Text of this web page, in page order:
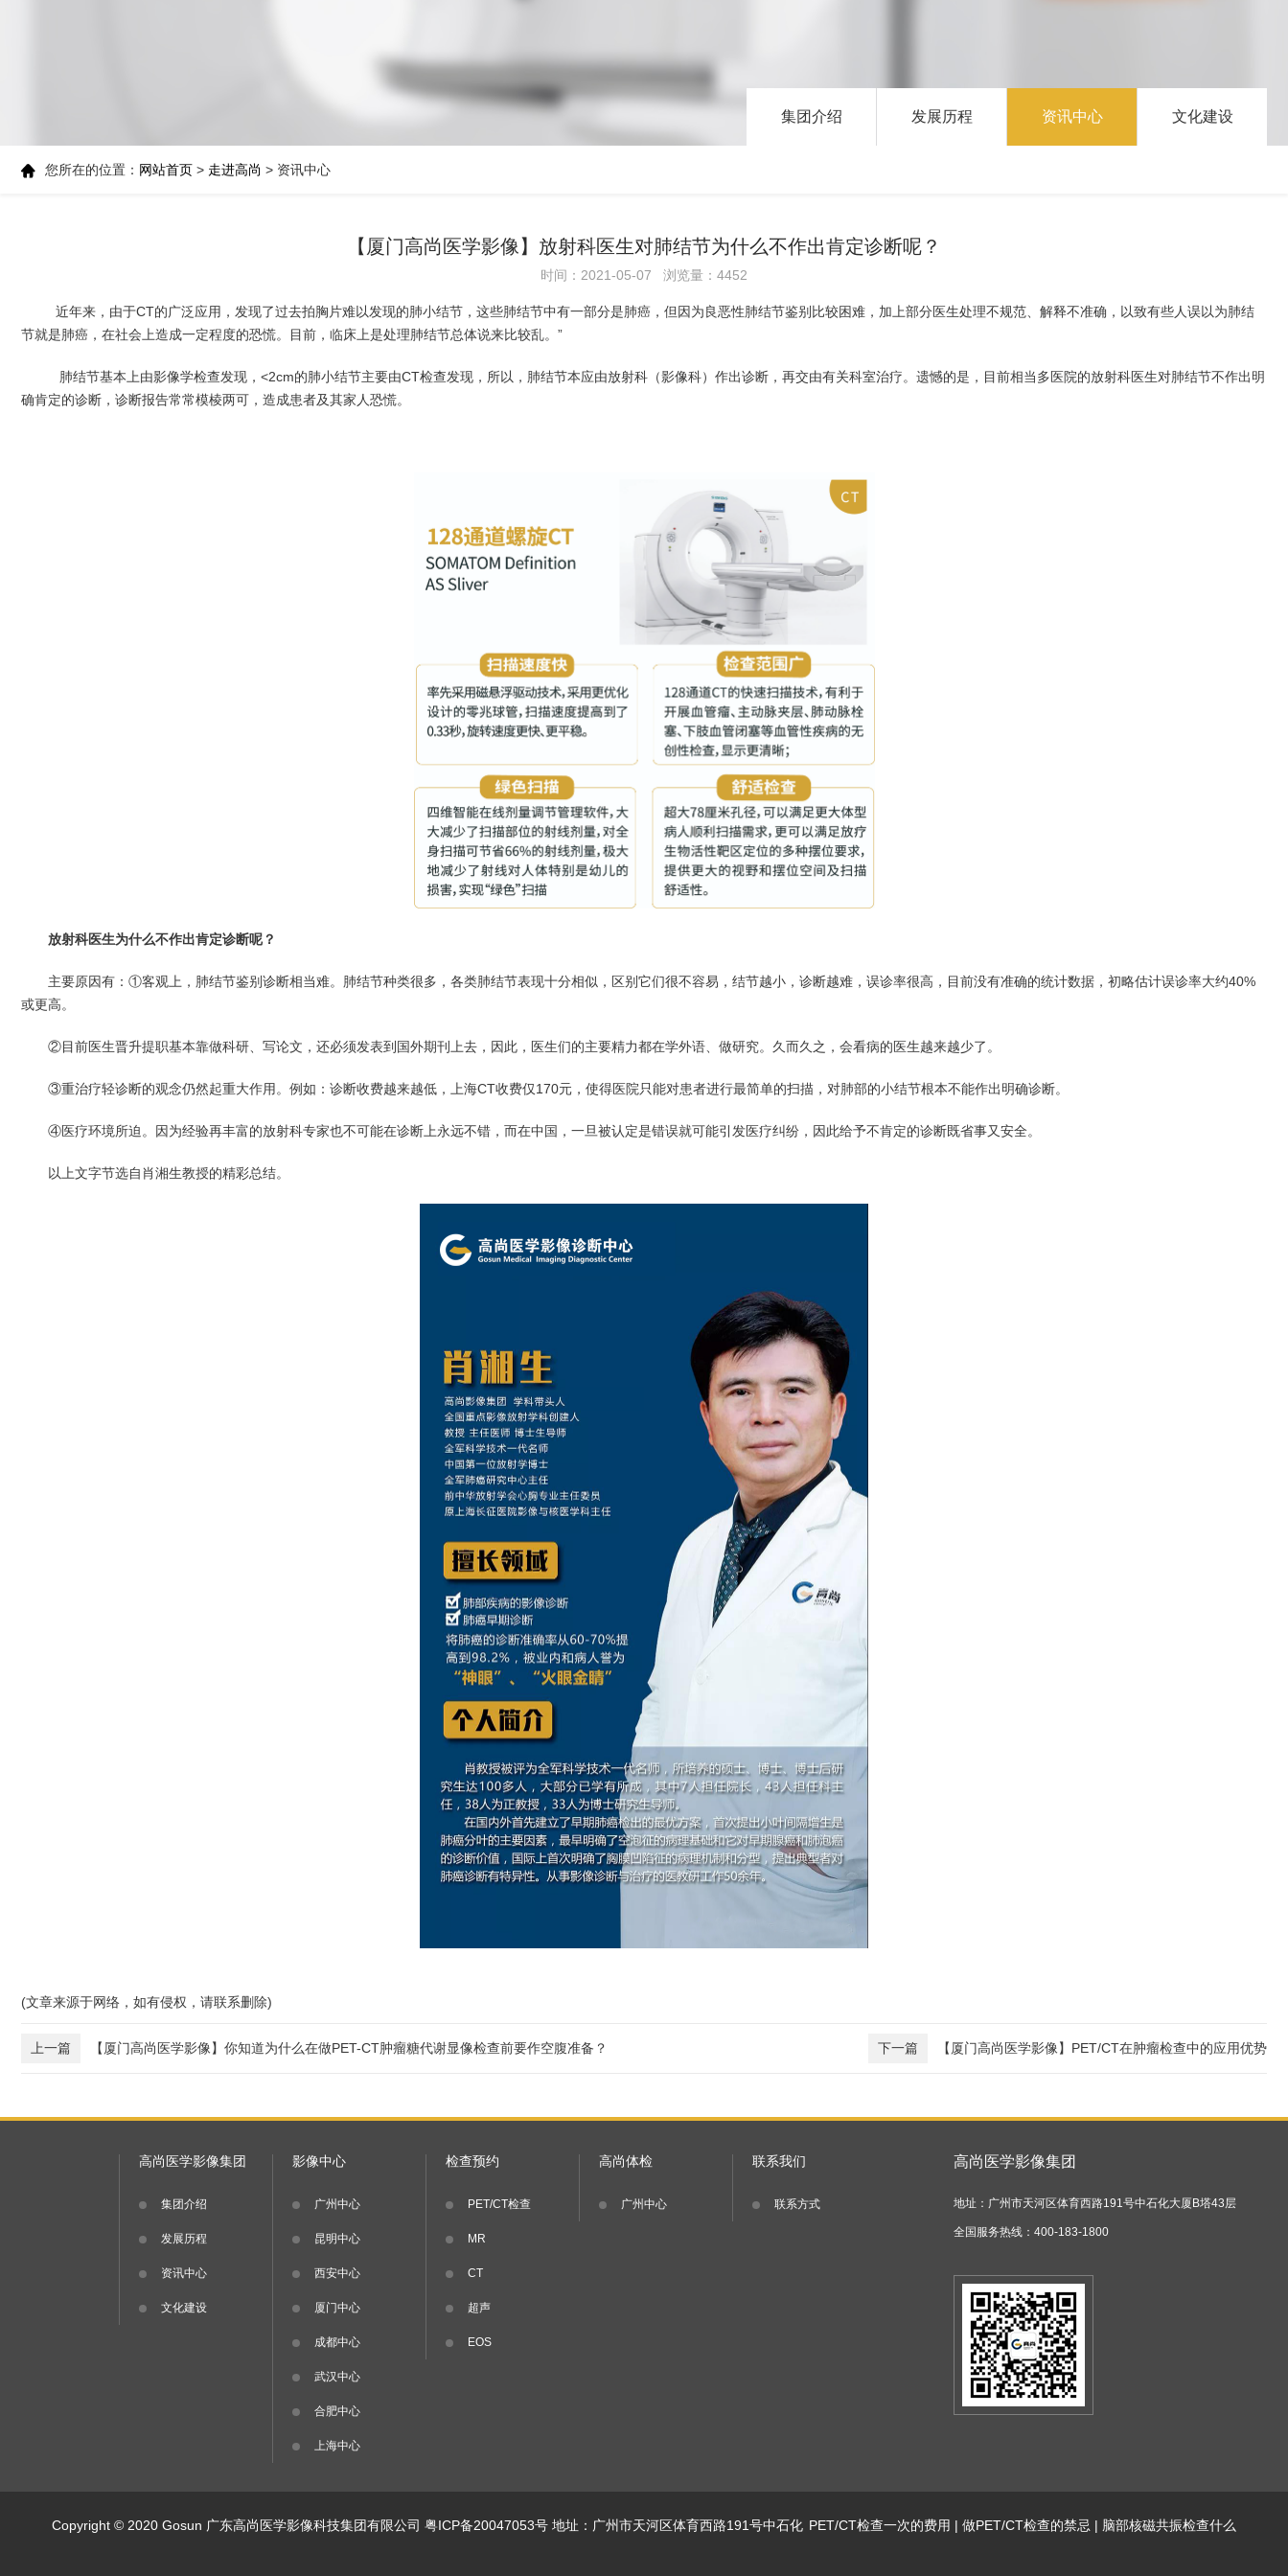
您所在的位置： 网站首页 > 走进高尚 > 资讯中心
集团介绍 发展历程 资讯中心 文化建设
【厦门高尚医学影像】放射科医生对肺结节为什么不作出肯定诊断呢？
时间：2021-05-07 浏览量：4452
近年来，由于CT的广泛应用，发现了过去拍胸片难以发现的肺小结节，这些肺结节中有一部分是肺癌，但因为良恶性肺结节鉴别比较困难，加上部分医生处理不规范、解释不准确，以致有些人误以为肺结
节就是肺癌，在社会上造成一定程度的恐慌。目前，临床上是处理肺结节总体说来比较乱。”
肺结节基本上由影像学检查发现，<2cm的肺小结节主要由CT检查发现，所以，肺结节本应由放射科（影像科）作出诊断，再交由有关科室治疗。遗憾的是，目前相当多医院的放射科医生对肺结节不作出明
确肯定的诊断，诊断报告常常模棱两可，造成患者及其家人恐慌。
放射科医生为什么不作出肯定诊断呢？
主要原因有：①客观上，肺结节鉴别诊断相当难。肺结节种类很多，各类肺结节表现十分相似，区别它们很不容易，结节越小，诊断越难，误诊率很高，目前没有准确的统计数据，初略估计误诊率大约40%
或更高。
②目前医生晋升提职基本靠做科研、写论文，还必须发表到国外期刊上去，因此，医生们的主要精力都在学外语、做研究。久而久之，会看病的医生越来越少了。
③重治疗轻诊断的观念仍然起重大作用。例如：诊断收费越来越低，上海CT收费仅170元，使得医院只能对患者进行最简单的扫描，对肺部的小结节根本不能作出明确诊断。
④医疗环境所迫。因为经验再丰富的放射科专家也不可能在诊断上永远不错，而在中国，一旦被认定是错误就可能引发医疗纠纷，因此给予不肯定的诊断既省事又安全。
以上文字节选自肖湘生教授的精彩总结。
(文章来源于网络，如有侵权，请联系删除)
上一篇 【厦门高尚医学影像】你知道为什么在做PET-CT肿瘤糖代谢显像检查前要作空腹准备？ 下一篇 【厦门高尚医学影像】PET/CT在肿瘤检查中的应用优势
高尚医学影像集团
地址：广州市天河区体育西路191号中石化大厦B塔43层
全国服务热线：400-183-1800
高尚医学影像集团
集团介绍
发展历程
资讯中心
文化建设
影像中心
广州中心
昆明中心
西安中心
厦门中心
成都中心
武汉中心
合肥中心
上海中心
检查预约
PET/CT检查
MR
CT
超声
EOS
高尚体检
广州中心
联系我们
联系方式
PET/CT检查一次的费用 |做PET/CT检查的禁忌 | 脑部核磁共振检查什么
Copyright © 2020 Gosun 广东高尚医学影像科技集团有限公司 粤ICP备20047053号地址：广州市天河区体育西路191号中石化